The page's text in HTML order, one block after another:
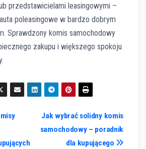
przedstawicielami leasingowymi –
poleasingowe w bardzo dobrym
Sprawdzony komis samochodowy
zakupu i większego spokoju
Jak wybrać solidny komis
samochodowy – poradnik
dla kupującego